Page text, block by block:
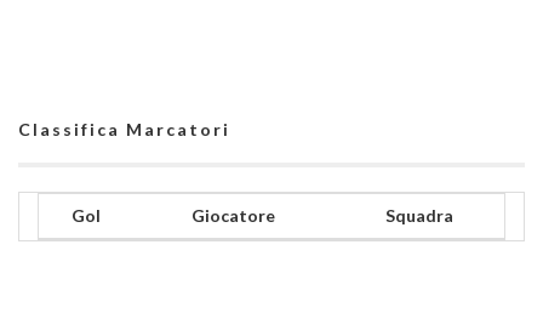
Classifica Marcatori
Gol Giocatore Squadra